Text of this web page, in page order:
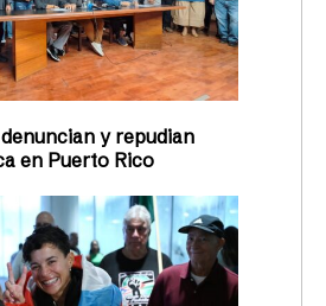
y repudian
en Puerto Rico